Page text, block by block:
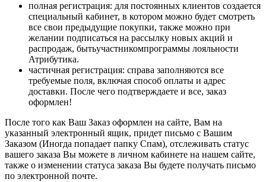
полная регистрация: для постоянных клиентов создается
специальный кабинет, в котором можно будет смотреть
все свои предыдущие покупки, также можно при
желании подписаться на рассылку новых акций и
распродаж, бытьучастникомпрограммы лояльности
Атрибутика.
частичная регистрация: справа заполняются все
требуемые поля, включая способ оплаты и адрес
доставки. После чего подтверждаете и все, заказ
оформлен!
После того как Ваш Заказ оформлен на сайте, Вам на
указанный электронный ящик, придет письмо с Вашим
Заказом (Иногда попадает папку Спам), отслеживать статус
вашего заказа Вы можете в личном кабинете на нашем сайте,
также о изменении статуса заказа Вы будете получать письмо
по электронной почте.